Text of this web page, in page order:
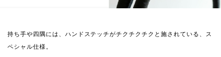
持ち手や四隅には、ハンドステッチがチクチクチクと施されている、ス
ペシャル仕様。